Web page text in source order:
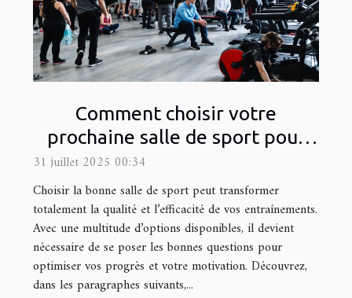
Comment choisir votre
prochaine salle de sport pour
maximiser vos entraînements ?
31 juillet 2025 00:34
Choisir la bonne salle de sport peut transformer
totalement la qualité et l’efficacité de vos entraînements.
Avec une multitude d’options disponibles, il devient
nécessaire de se poser les bonnes questions pour
optimiser vos progrès et votre motivation. Découvrez,
dans les paragraphes suivants,...